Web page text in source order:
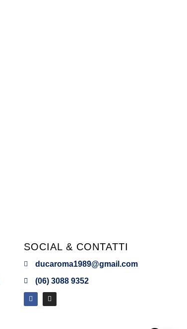
SOCIAL & CONTATTI
ducaroma1989@gmail.com
(06) 3088 9352